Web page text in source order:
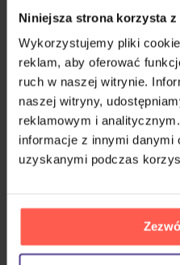
Niniejsza strona korzysta
Wykorzystujemy pliki
reklam, aby oferować
ruch w naszej witrynie.
naszej witryny,
reklamowym i
informacje z innymi danymi
uzyskanymi podczas
PODOBNI
&TEAM